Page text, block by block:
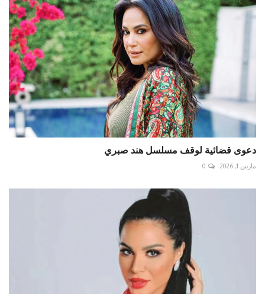
دعوى قضائية لوقف مسلسل هند صبري
مارس 1, 2026 0